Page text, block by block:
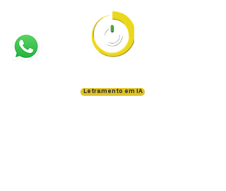
Letramento em IA